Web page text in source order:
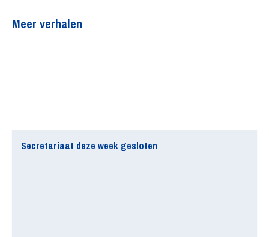
Meer verhalen
Secretariaat deze week gesloten